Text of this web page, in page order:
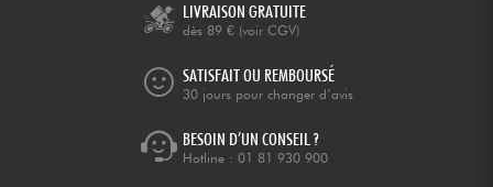
LIVRAISON GRATUITE
dès 89 € (voir CGV)
SATISFAIT OU REMBOURSÉ
30 jours pour changer d’avis
BESOIN D’UN CONSEIL ?
Hotline : 01 81 930 900